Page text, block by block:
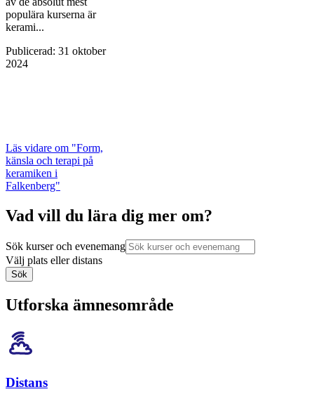
populära kurserna är
kerami...
Publicerad: 31 oktober
2024
Läs vidare om "Form,
känsla och terapi på
keramiken i
Falkenberg"
Vad vill du lära dig mer om?
Sök kurser och evenemang
Välj plats eller distans
Sök
Utforska ämnesområde
Distans